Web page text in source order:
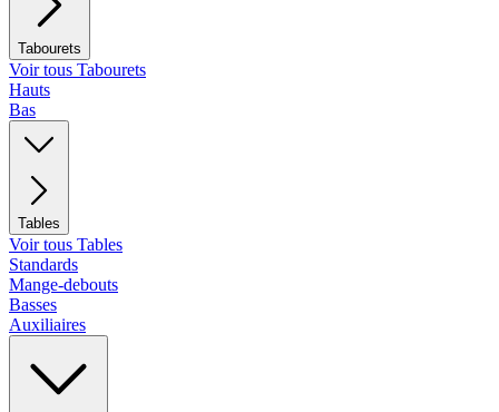
Tabourets
Voir tous Tabourets
Hauts
Bas
Tables
Voir tous Tables
Standards
Mange-debouts
Basses
Auxiliaires